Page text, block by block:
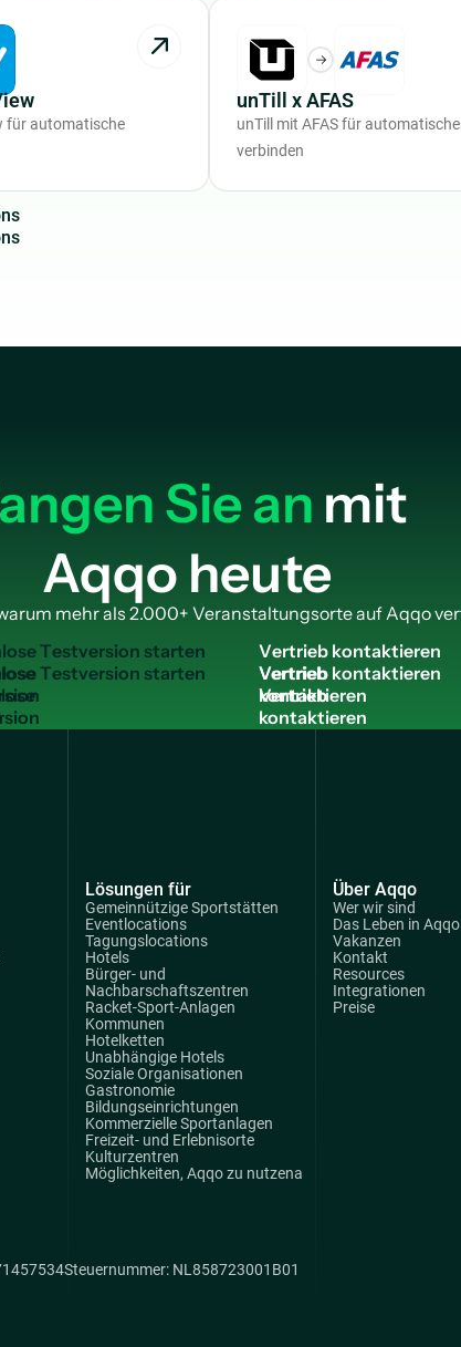
für automatische
unTill x AFAS
unTill mit AFAS für
verbinden
ns
Sie an mit
Aqqo heute
mehr als 2.000+ Veranstaltungsorte auf Aqqo
loseTestversion starten
Vertriebkontaktieren
Vertrieb
kontaktieren
Lösungen für
Gemeinnützige Sportstätten
Eventlocations
Tagungslocations
Hotels
Bürger- und
Nachbarschaftszentren
Racket-Sport-Anlagen
Kommunen
Hotelketten
Unabhängige Hotels
Soziale Organisationen
Gastronomie
Bildungseinrichtungen
Kommerzielle Sportanlagen
Freizeit- und Erlebnisorte
Kulturzentren
Möglichkeiten, Aqqo zu nutzena
Über Aqqo
Wer wir sind
Das Leben in Aqqo
Vakanzen
Kontakt
Resources
Integrationen
Preise
Steuernummer: NL858723001B01